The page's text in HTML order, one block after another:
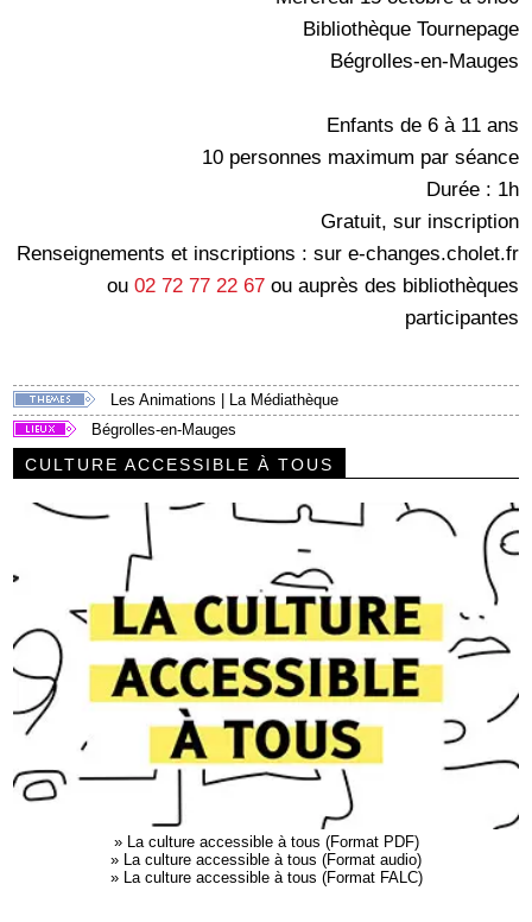
Bibliothèque Tournepage
Bégrolles-en-Mauges
Enfants de 6 à 11 ans
10 personnes maximum par séance
Durée : 1h
Gratuit, sur inscription
Renseignements et inscriptions : sur e-changes.cholet.fr
ou 02 72 77 22 67ou auprès des bibliothèques
participantes
Les Animations
La Médiathèque
Bégrolles-en-Mauges
CULTURE ACCESSIBLE À TOUS
»
La culture accessible à tous (Format PDF)
»
La culture accessible à tous (Format audio)
»
La culture accessible à tous (Format FALC)